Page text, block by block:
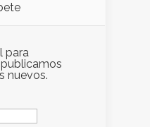
para
nuevos.